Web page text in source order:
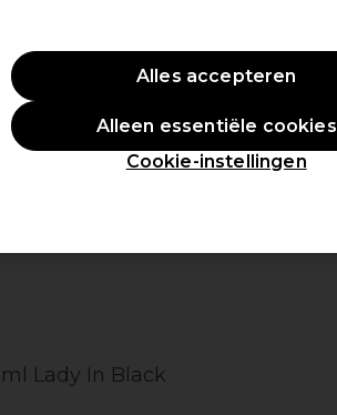
Inspiratie Professionele Awards
Lady In Black
Cookie-instellingen
Alleen essentiële cookies
Alles accepteren